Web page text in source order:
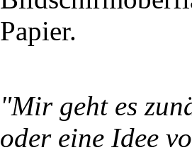
Papier.
"Mir geht es
oder eine Idee